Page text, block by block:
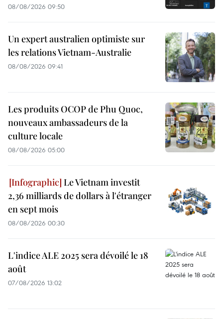
08/08/2026 09:50
Un expert australien optimiste sur
les relations Vietnam-Australie
08/08/2026 09:41
Les produits OCOP de Phu Quoc,
nouveaux ambassadeurs de la
culture locale
08/08/2026 05:00
Le Vietnam investit
2,36 milliards de dollars à l'étranger
en sept mois
08/08/2026 00:30
L'indice ALE 2025 sera dévoilé le 18
août
07/08/2026 13:02